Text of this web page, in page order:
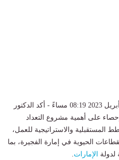
ابوظبي - ياسر ابراهيم - الثلاثاء 11 أبريل 2023 08:19 مساءً - أكد الدكتور
على أهمية مشروع التعداد
المستقبلية والاستراتيجية للعمل،
الحيوية في إمارة الفجيرة، بما
لدولة
الإمارات.